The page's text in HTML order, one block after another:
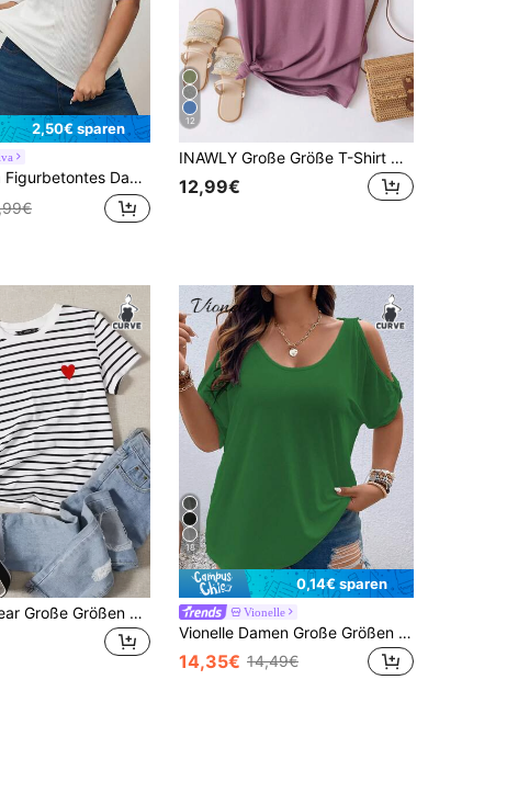
2,50€ sparen
Bund, quadratischem Ausschnitt und kurzen Ärmeln, hautfreundliches Damen T-Shirt für Frühling und Sommer, passend für runde Körperformen, kompatibel mit apfelförmiger Figur/2026/Neujahr
12
INAWLY Große Größe T-Shirt mit Einfarbig kurzen Ärmeln,
12,99€
SHEIN EZwear Große Größen T-Shirt mit gestreiftem Herz Stickerei Detail, Sommer
18
0,14€ sparen
Vionelle
Vionelle Damen Große Größen Einfarbiges Casual Off-Shoulder Vielseitiges T-Shirt für den Alltag
14,35€ 14,49€